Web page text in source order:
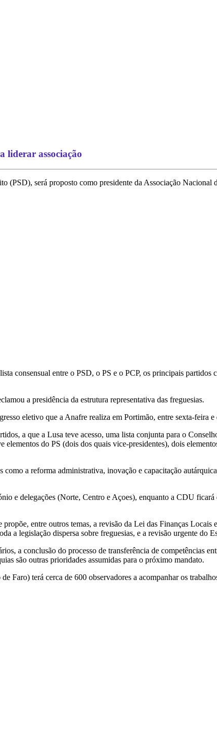
liderar associação
(PSD), será proposto como presidente da Associação Nacional
consensual entre o PSD, o PS e o PCP, os principais partidos
a presidência da estrutura representativa das freguesias.
eletivo que a Anafre realiza em Portimão, entre sexta-feira
a que a Lusa teve acesso, uma lista conjunta para o
elementos do PS (dois dos quais vice-presidentes), dois
a reforma administrativa, inovação e capacitação
e delegações (Norte, Centro e Açoes), enquanto a CDU
entre outros temas, a revisão da Lei das Finanças
a legislação dispersa sobre freguesias, e a revisão urgente do
a conclusão do processo de transferência de competências
são outras prioridades assumidas para o próximo mandato.
Faro) terá cerca de 600 observadores a acompanhar os